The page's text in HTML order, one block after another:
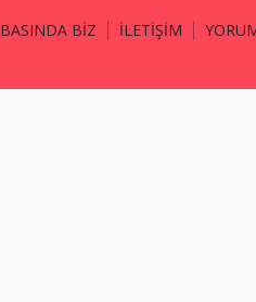
BASINDA BİZ İLETİŞİM